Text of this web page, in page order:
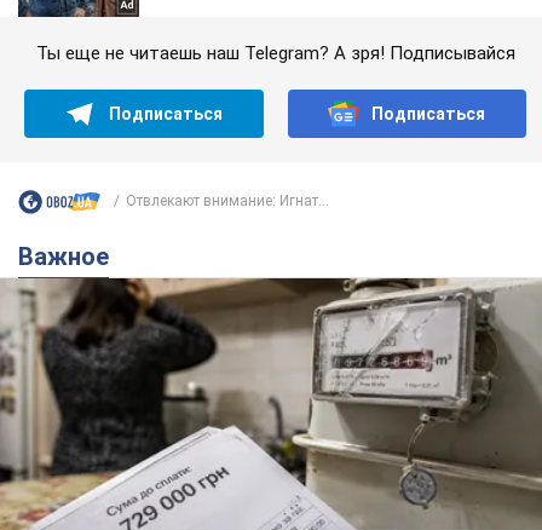
Ты еще не читаешь наш Telegram? А зря! Подписывайся
Подписаться Подписаться
Отвлекают внимание: Игнат...
Важное